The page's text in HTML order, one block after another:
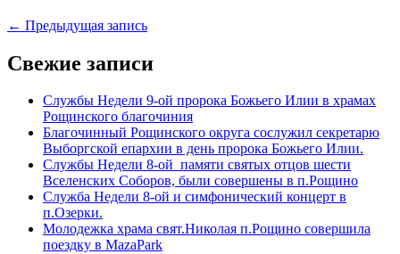
← Предыдущая запись
Свежие записи
Службы Недели 9-ой пророка Божьего Илии в храмах
Рощинского благочиния
Благочинный Рощинского округа сослужил секретарю
Выборгской епархии в день пророка Божьего Илии.
Службы Недели 8-ой памяти святых отцов шести
Вселенских Соборов, были совершены в п.Рощино
Служба Недели 8-ой и симфонический концерт в
п.Озерки.
Молодежка храма свят.Николая п.Рощино совершила
поездку в MazaPark